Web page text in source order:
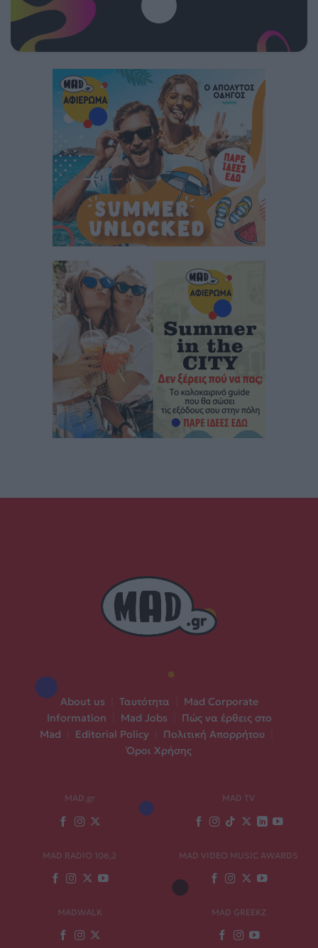
About us Ταυτότητα
Mad Corporate
Information
Mad Jobs
Πώς να έρθεις στο
Mad
Editorial Policy Πολιτική Απορρήτου
Όροι Χρήσης
MAD.gr MAD TV
MAD RADIO 106,2 MAD VIDEO MUSIC AWARDS
MADWALK MAD GREEKZ